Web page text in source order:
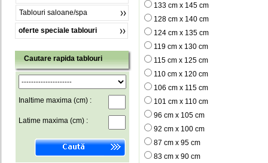
Tablouri saloane/spa
oferte speciale tablouri
Cautare rapida tablouri
Inaltime maxima (cm) :
Latime maxima (cm) :
133 cm x 145 cm
128 cm x 140 cm
124 cm x 135 cm
119 cm x 130 cm
115 cm x 125 cm
110 cm x 120 cm
106 cm x 115 cm
101 cm x 110 cm
96 cm x 105 cm
92 cm x 100 cm
87 cm x 95 cm
83 cm x 90 cm